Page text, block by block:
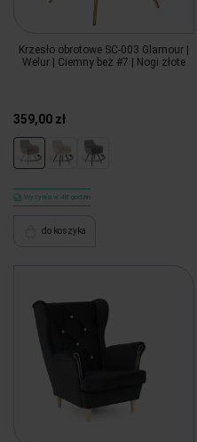
Krzesło obrotowe SC-003 Glamour |
Welur | Ciemny beż #7 | Nogi złote
359,00 zł
Wysyłka w 48 godzin
do koszyka